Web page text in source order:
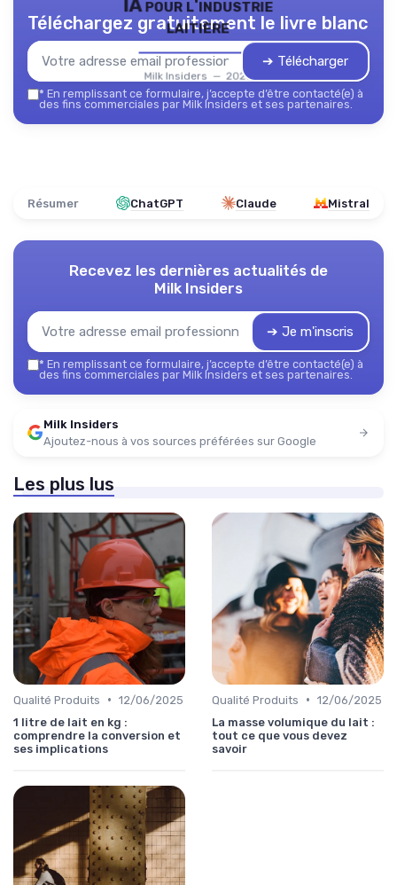
IA pour l'industrie
laitière
Milk Insiders — 2026
Téléchargez gratuitement le livre blanc
➔ Télécharger
* En remplissant ce formulaire, j’accepte d’être contacté(e) à
des fins commerciales par Milk Insiders et ses partenaires.
Résumer ChatGPT Claude Mistral
Recevez les dernières actualités de
Milk Insiders
➔ Je m'inscris
* En remplissant ce formulaire, j’accepte d’être contacté(e) à
des fins commerciales par Milk Insiders et ses partenaires.
Milk Insiders
Ajoutez-nous à vos sources préférées sur Google
Les plus lus
Qualité Produits • 12/06/2025
1 litre de lait en kg :
comprendre la conversion et
ses implications
Qualité Produits • 12/06/2025
La masse volumique du lait :
tout ce que vous devez
savoir